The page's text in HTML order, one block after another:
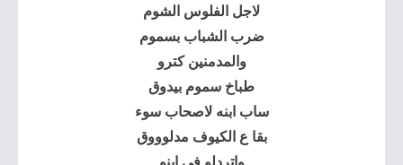
لاجل الفلوس الشوم
ضرب الشباب بسموم
والمدمنين كترو
طباخ سموم بيدوق
ساب ابنه لاصحاب سوء
بقا ع الكيوف مدلوووق
واتردلو في ابنو